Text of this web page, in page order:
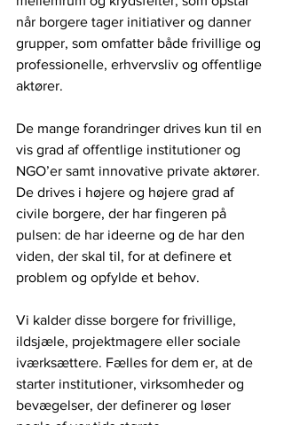
når borgere tager initiativer og danner
grupper, som omfatter både frivillige og
professionelle, erhvervsliv og offentlige
aktører.
De mange forandringer drives kun til en
vis grad af offentlige institutioner og
NGO’er samt innovative private aktører.
De drives i højere og højere grad af
civile borgere, der har fingeren på
pulsen: de har ideerne og de har den
viden, der skal til, for at definere et
problem og opfylde et behov.
Vi kalder disse borgere for frivillige,
ildsjæle, projektmagere eller sociale
iværksættere. Fælles for dem er, at de
starter institutioner, virksomheder og
bevægelser, der definerer og løser